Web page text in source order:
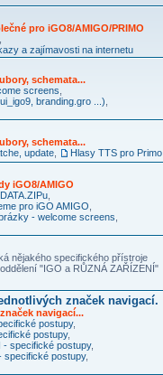
pro iGO8/AMIGO/PRIMO
a zajímavosti na internetu
schemata...
screens
branding.gro ...)
schemata...
update Hlasy TTS pro Primo
iGO8/AMIGO
pro iGO AMIGO
- welcome screens
nějakého specifického přístroje
"IGO a RŮZNÁ ZAŘÍZENÍ"
značek navigací.
navigací...
postupy,
postupy,
- specifické postupy,
specifické postupy,